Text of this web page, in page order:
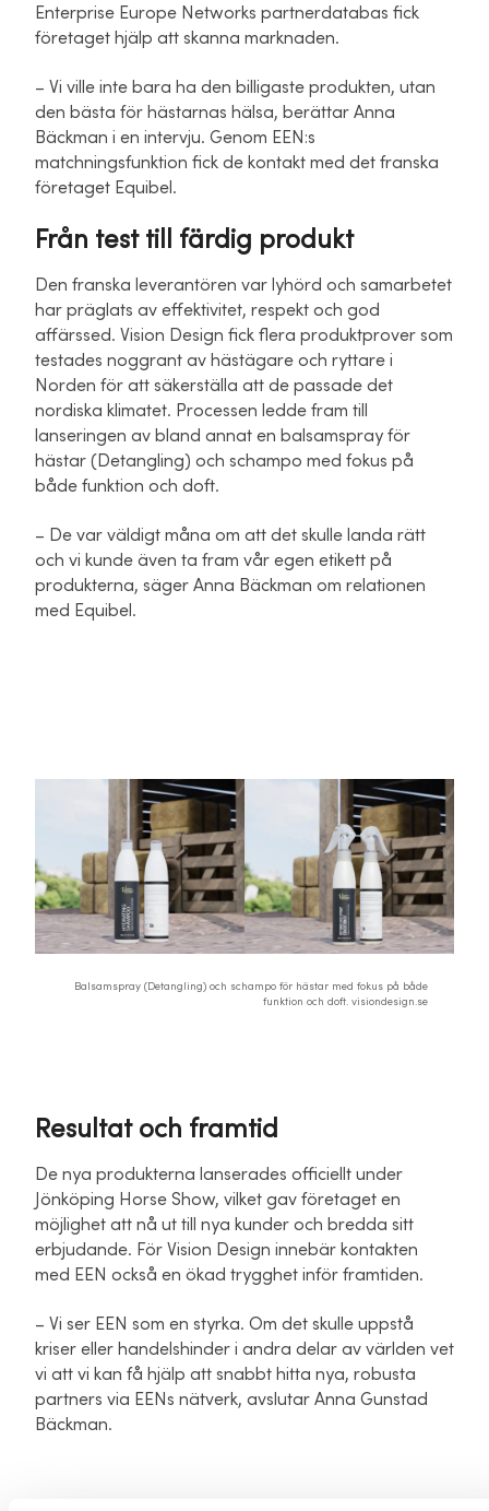
Enterprise Europe Networks partnerdatabas fick
företaget hjälp att skanna marknaden.
– Vi ville inte bara ha den billigaste produkten, utan
den bästa för hästarnas hälsa, berättar Anna
Bäckman i en intervju. Genom EEN:s
matchningsfunktion fick de kontakt med det franska
företaget Equibel.
Från test till färdig produkt
Den franska leverantören var lyhörd och samarbetet
har präglats av effektivitet, respekt och god
affärssed. Vision Design fick flera produktprover som
testades noggrant av hästägare och ryttare i
Norden för att säkerställa att de passade det
nordiska klimatet. Processen ledde fram till
lanseringen av bland annat en balsamspray för
hästar (Detangling) och schampo med fokus på
både funktion och doft.
– De var väldigt måna om att det skulle landa rätt
och vi kunde även ta fram vår egen etikett på
produkterna, säger Anna Bäckman om relationen
med Equibel.
Balsamspray (Detangling) och schampo för hästar med fokus på både
funktion och doft. visiondesign.se
Resultat och framtid
De nya produkterna lanserades officiellt under
Jönköping Horse Show, vilket gav företaget en
möjlighet att nå ut till nya kunder och bredda sitt
erbjudande. För Vision Design innebär kontakten
med EEN också en ökad trygghet inför framtiden.
– Vi ser EEN som en styrka. Om det skulle uppstå
kriser eller handelshinder i andra delar av världen vet
vi att vi kan få hjälp att snabbt hitta nya, robusta
partners via EENs nätverk, avslutar Anna Gunstad
Bäckman.